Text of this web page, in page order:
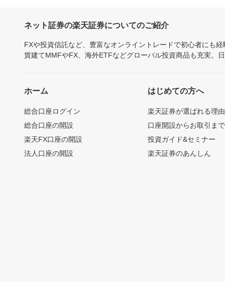
ネット証券の楽天証券についてのご紹介
FXや投資信託など、豊富なオンライントレードで初心者にも
貨建てMMFやFX、海外ETFなどグローバル投資商品も充実。
ホーム
総合口座ログイン
総合口座の開設
楽天FX口座の開設
法人口座の開設
はじめての方へ
楽天証券が選ばれる理由
口座開設からお取引ま
投資ガイド&セミナー
楽天証券のあんしん